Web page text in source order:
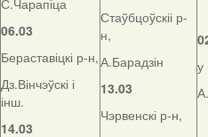
С.Чарапіца
06.03
Бераставіцкі р-н,
Дз.Вінчэўскі і
інш.
14.03
Стаўбцоўскіі р-
н,
А.Барадзін
13.03
Чэрвенскі р-н,
у